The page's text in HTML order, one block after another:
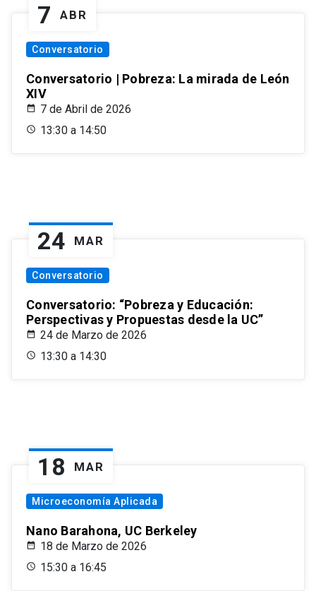
7 ABR
Conversatorio
Conversatorio | Pobreza: La mirada de León
XIV
7 de Abril de 2026
13:30 a 14:50
24 MAR
Conversatorio
Conversatorio: “Pobreza y Educación:
Perspectivas y Propuestas desde la UC”
24 de Marzo de 2026
13:30 a 14:30
18 MAR
Microeconomía Aplicada
Nano Barahona, UC Berkeley
18 de Marzo de 2026
15:30 a 16:45